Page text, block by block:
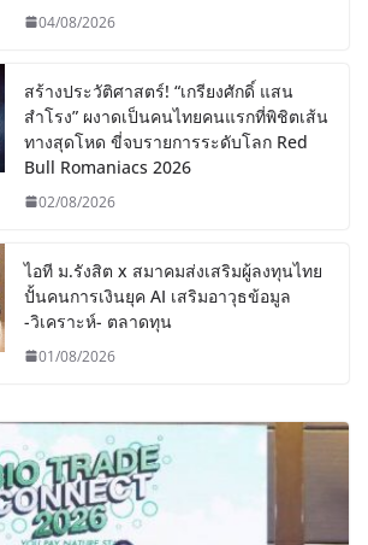
04/08/2026
สร้างประวัติศาสตร์! “เกรียงศักดิ์ แสน
สำโรง” ผงาดเป็นคนไทยคนแรกที่พิชิตเส้น
ทางสุดโหด ขี่จบรายการระดับโลก Red
Bull Romaniacs 2026
02/08/2026
ไอที ม.รังสิต x สมาคมส่งเสริมผู้ลงทุนไทย
ปั้นคนการเงินยุค AI เสริมอาวุธข้อมูล
-วิเคราะห์- ตลาดทุน
01/08/2026